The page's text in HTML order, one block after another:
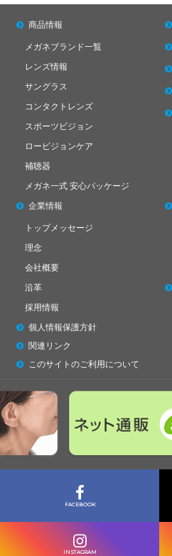
商品情報
メガネブランド一覧
レンズ情報
サングラス
コンタクトレンズ
スポーツビジョン
ロービジョンケア
補聴器
メガネ一式 安心パッケージ
企業情報
トップメッセージ
理念
会社概要
沿革
採用情報
個人情報保護方針
関連リンク
このサイトのご利用について
FACEBOOK
INSTAGRAM